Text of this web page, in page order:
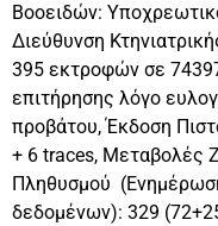
Βοοειδών:
Διεύθυνση
395 εκτροφών σε
επιτήρησης λόγο
προβάτου, Έκδοση
+ 6 traces, Μεταβολές
Πληθυσμού
δεδομένων): 329